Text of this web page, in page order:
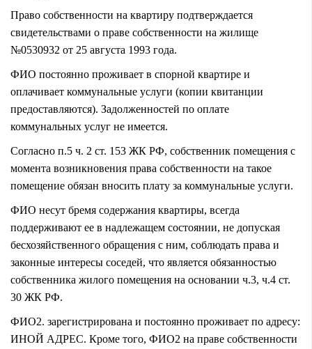
Право собственности на квартиру подтверждается
свидетельствами о праве собственности на жилище
№0530932 от 25 августа 1993 года.
ФИО постоянно проживает в спорной квартире и
оплачивает коммунальные услуги (копии квитанции
предоставляются). Задолженностей по оплате
коммунальных услуг не имеется.
Согласно п.5 ч. 2 ст. 153 ЖК РФ, собственник помещения с
момента возникновения права собственности на такое
помещение обязан вносить плату за коммунальные услуги.
ФИО несут бремя содержания квартиры, всегда
поддерживают ее в надлежащем состоянии, не допуская
бесхозяйственного обращения с ним, соблюдать права и
законные интересы соседей, что является обязанностью
собственника жилого помещения на основании ч.3, ч.4 ст.
30 ЖК РФ.
ФИО2. зарегистрирована и постоянно проживает по адресу:
ИНОЙ АДРЕС. Кроме того, ФИО2 на праве собственности